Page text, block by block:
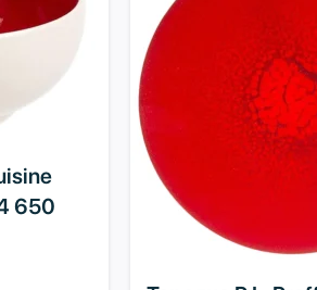
650